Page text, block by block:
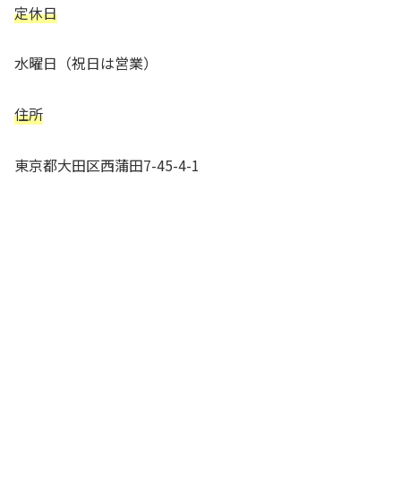
定休日
水曜日（祝日は営業）
住所
東京都大田区西蒲田7-45-4-1